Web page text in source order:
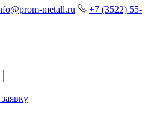
metall.ru
+7 (3522) 55-